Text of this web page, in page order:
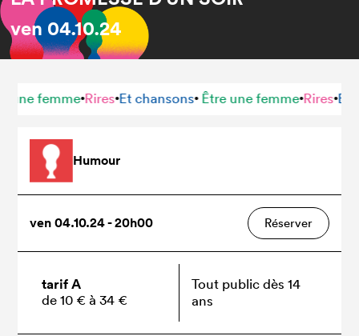
ven 04.10.24
femme•Rires•Et chansons• Être une femme•Rires•Et
Humour
ven 04.10.24 - 20h00 Réserver
tarif A
de 10 € à 34 €
Tout public dès 14
ans